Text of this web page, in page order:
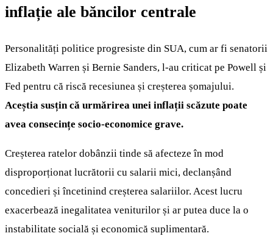
inflație ale băncilor centrale
Personalități politice progresiste din SUA, cum ar fi senatorii
Elizabeth Warren și Bernie Sanders, l-au criticat pe Powell și
Fed pentru că riscă recesiunea și creșterea șomajului.
Aceștia susțin că urmărirea unei inflații scăzute poate
avea consecințe socio-economice grave.
Creșterea ratelor dobânzii tinde să afecteze în mod
disproporționat lucrătorii cu salarii mici, declanșând
concedieri și încetinind creșterea salariilor. Acest lucru
exacerbează inegalitatea veniturilor și ar putea duce la o
instabilitate socială și economică suplimentară.